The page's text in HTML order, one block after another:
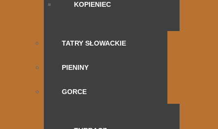
KOPIENIEC
TATRY SŁOWACKIE
PIENINY
GORCE